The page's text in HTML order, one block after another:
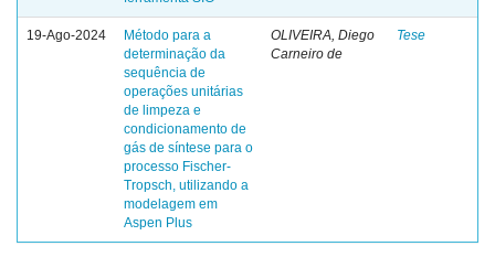
19-Ago-2024
Método para a
determinação da
sequência de
operações unitárias
de limpeza e
condicionamento de
gás de síntese para o
processo Fischer-
Tropsch, utilizando a
modelagem em
Aspen Plus
OLIVEIRA, Diego
Carneiro de
Tese